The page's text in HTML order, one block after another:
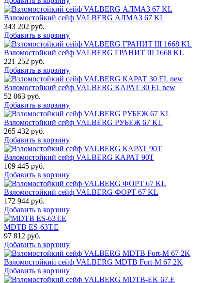
Взломостойкий сейф VALBERG АЛМАЗ 67 KL
343 202 руб.
Добавить в корзину
Взломостойкий сейф VALBERG ГРАНИТ III 1668 KL
221 252 руб.
Добавить в корзину
Взломостойкий сейф VALBERG КАРАТ 30 EL new
52 063 руб.
Добавить в корзину
Взломостойкий сейф VALBERG РУБЕЖ 67 KL
265 432 руб.
Добавить в корзину
Взломостойкий сейф VALBERG КАРАТ 90T
109 445 руб.
Добавить в корзину
Взломостойкий сейф VALBERG ФОРТ 67 KL
172 944 руб.
Добавить в корзину
MDTB ES-63Т.Е
97 812 руб.
Добавить в корзину
Взломостойкий сейф VALBERG MDTB Fort-M 67 2K
Добавить в корзину